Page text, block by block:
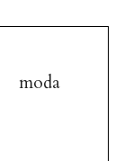
moda